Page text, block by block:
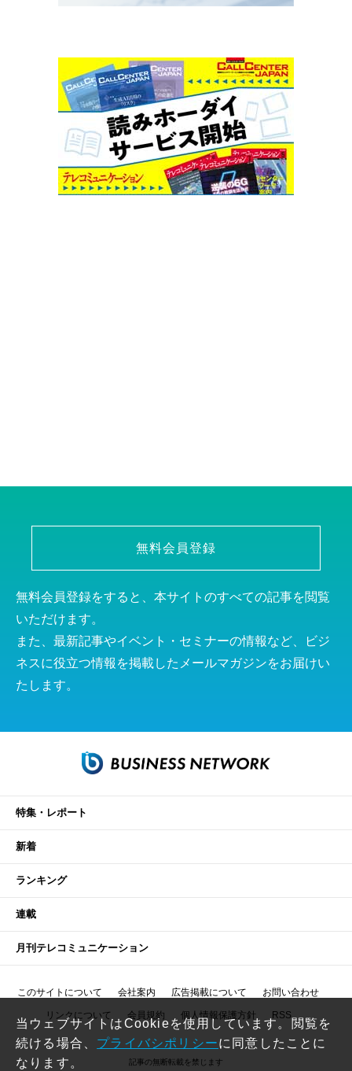
無料会員登録
無料会員登録をすると、本サイトのすべての記事を閲覧
いただけます。
また、最新記事やイベント・セミナーの情報など、ビジ
ネスに役立つ情報を掲載したメールマガジンをお届けい
たします。
特集・レポート
新着
ランキング
連載
月刊テレコミュニケーション
このサイトについて 会社案内 広告掲載について お問い合わせ
リンクについて 会員規約 個人情報保護方針 RSS
記事の無断転載を禁じます
当ウェブサイトはCookieを使用しています。閲覧を
続ける場合、 プライバシポリシーに同意したことに
なります。